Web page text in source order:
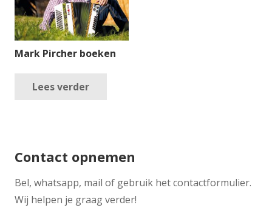
Mark Pircher boeken
Lees verder
Contact opnemen
​Bel, whatsapp, mail of gebruik het contactformulier.
Wij helpen je graag verder!